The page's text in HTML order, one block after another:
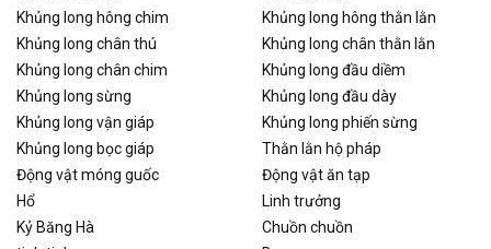
Khủng long hông chim
Khủng long hông thằn lằn
Khủng long chân thú
Khủng long chân thằn lằn
Khủng long chân chim
Khủng long đầu diềm
Khủng long sừng
Khủng long đầu dày
Khủng long vận giáp
Khủng long phiến sừng
Khủng long bọc giáp
Thằn lằn hộ pháp
Động vật móng guốc
Động vật ăn tạp
Hổ
Linh trưởng
Kỷ Băng Hà
Chuồn chuồn